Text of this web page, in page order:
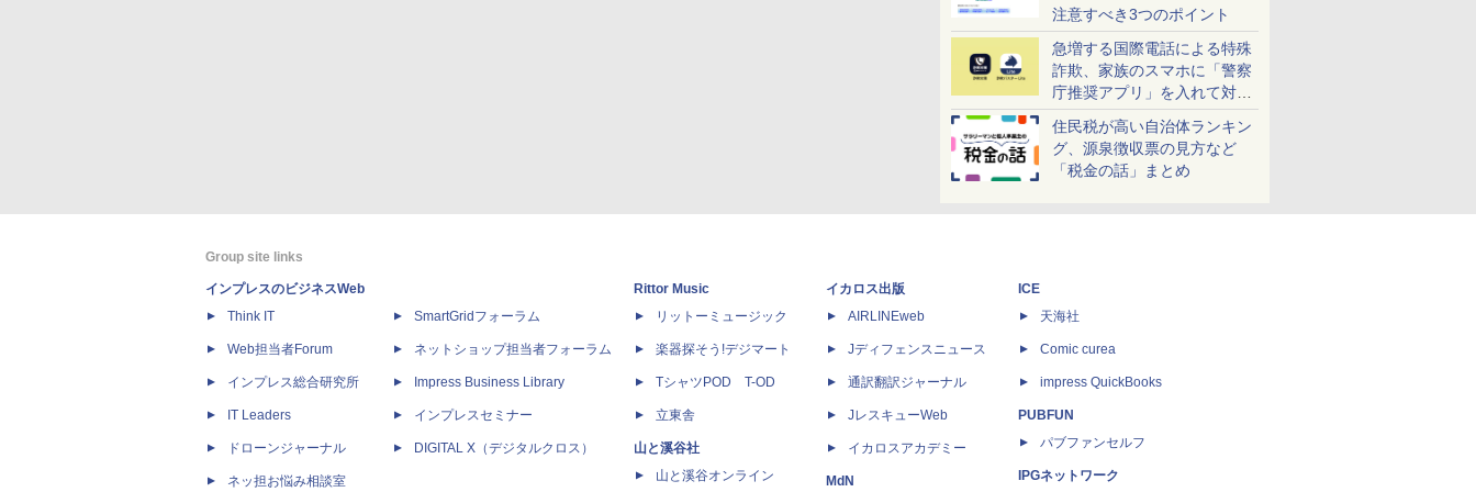
注意すべき3つのポイント
急増する国際電話による特殊
詐欺、家族のスマホに「警察
庁推奨アプリ」を入れて対策
しよう！
住民税が高い自治体ランキン
グ、源泉徴収票の見方など
「税金の話」まとめ
Group site links
インプレスのビジネスWeb
Think IT
Web担当者Forum
インプレス総合研究所
IT Leaders
ドローンジャーナル
ネッ担お悩み相談室
SmartGridフォーラム
ネットショップ担当者フォーラム
Impress Business Library
インプレスセミナー
DIGITAL X（デジタルクロス）
Rittor Music
リットーミュージック
楽器探そう!デジマート
TシャツPOD T-OD
立東舎
山と溪谷社
山と溪谷オンライン
イカロス出版
AIRLINEweb
Jディフェンスニュース
通訳翻訳ジャーナル
JレスキューWeb
イカロスアカデミー
MdN
ICE
天海社
Comic curea
impress QuickBooks
PUBFUN
パブファンセルフ
IPGネットワーク